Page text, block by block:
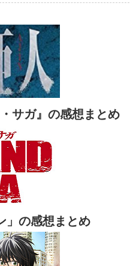
サガ』の感想まとめ
」の感想まとめ